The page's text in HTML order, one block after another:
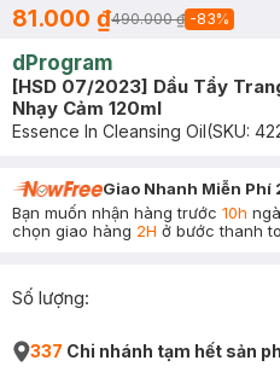
81.000 ₫490.000 ₫ -83%
dProgram
[HSD 07/2023] Dầu Tẩy
Nhạy Cảm 120ml
Essence In Cleansing Oil(SKU:
Giao Nhanh Miễn Phí
Bạn muốn nhận hàng trước 10h
chọn giao hàng 2H ở bước thanh
Số lượng:
337 Chi nhánh tạm hết sản